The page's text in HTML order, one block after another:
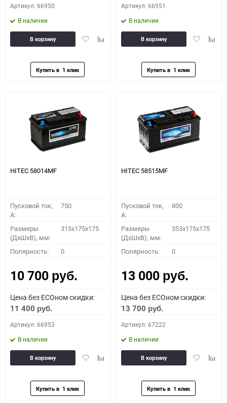
Артикул: 66950
В наличии
ДобавитьДобавить
В корзину
Артикул: 66951
В наличии
Добавить
В корзину
HITEC 58014MF
Пусковой ток,
A:
750
Размеры
(ДхШхВ), мм:
315x175x175
Полярность: 0
10 700 руб.
Цена без ECOном скидки:
11 400 руб.
Артикул: 66953
В наличии
ДобавитьДобавить
В корзину
HITEC 58515MF
Пусковой ток,
A:
800
Размеры
(ДхШхВ), мм:
353x175x175
Полярность: 0
13 000 руб.
Цена без ECOном скидки:
13 700 руб.
Артикул: 67222
В наличии
Добавить
В корзину